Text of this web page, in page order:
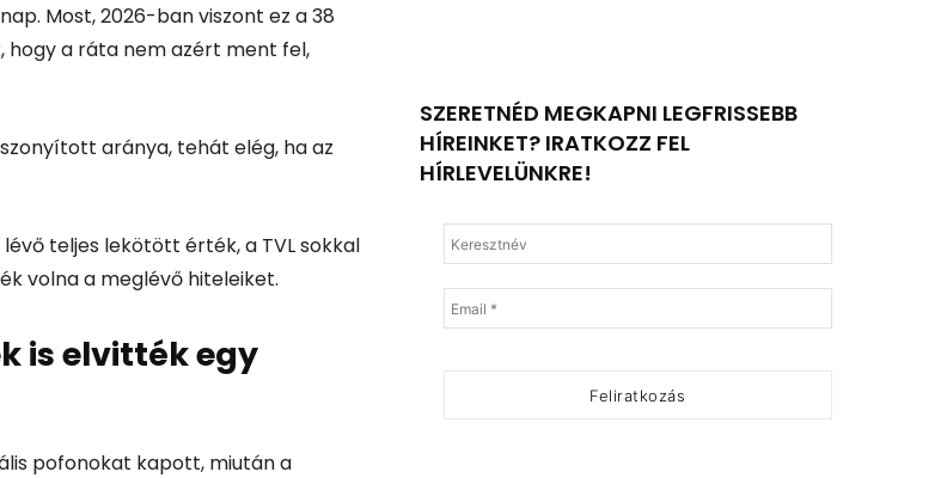
Most, 2026-ban viszont ez a 38
hogy a ráta nem azért ment fel,
aránya, tehát elég, ha az
teljes lekötött érték, a TVL sokkal
volna a meglévő hiteleiket.
is elvitték egy
pofonokat kapott, miután a
SZERETNÉD MEGKAPNI LEGFRISSEBB
HÍREINKET? IRATKOZZ FEL
HÍRLEVELÜNKRE!